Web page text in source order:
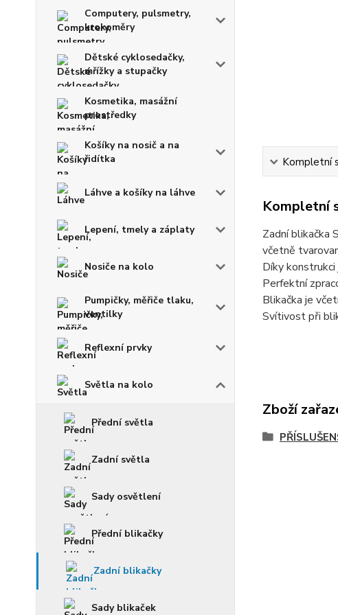
Computery, pulsmetry,
krokoměry
Dětské cyklosedačky,
mřížky a stupačky
Kosmetika, masážní
prostředky
Košíky na nosič a na
řidítka
Láhve a košíky na láhve
Lepení, tmely a záplaty
Nosiče na kolo
Pumpičky, měřiče tlaku,
ventilky
Reflexní prvky
Světla na kolo
Přední světla
Zadní světla
Sady osvětlení
Přední blikačky
Zadní blikačky
Sady blikaček
Kompletní
Kompletní
Zadní blikačka
včetně
Díky
Perfektní
Blikačka je
Svítivost při
Zboží